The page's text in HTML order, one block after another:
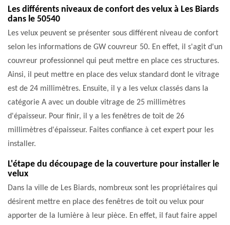
Les différents niveaux de confort des velux à Les Biards
dans le 50540
Les velux peuvent se présenter sous différent niveau de confort
selon les informations de GW couvreur 50. En effet, il s'agit d'un
couvreur professionnel qui peut mettre en place ces structures.
Ainsi, il peut mettre en place des velux standard dont le vitrage
est de 24 millimètres. Ensuite, il y a les velux classés dans la
catégorie A avec un double vitrage de 25 millimètres
d'épaisseur. Pour finir, il y a les fenêtres de toit de 26
millimètres d'épaisseur. Faites confiance à cet expert pour les
installer.
L'étape du découpage de la couverture pour installer le
velux
Dans la ville de Les Biards, nombreux sont les propriétaires qui
désirent mettre en place des fenêtres de toit ou velux pour
apporter de la lumière à leur pièce. En effet, il faut faire appel